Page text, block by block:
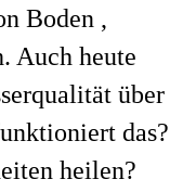
Boden ,
Auch heute
über
das?
heilen?